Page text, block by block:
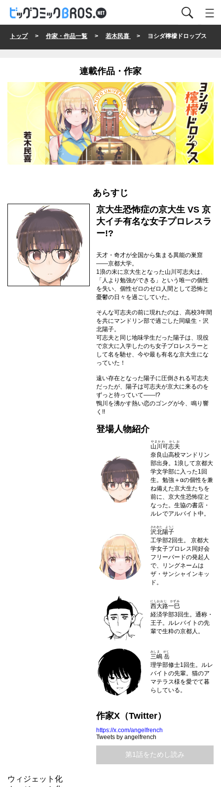
トップ> 作家・作品一覧 > 若木民喜 > ヨシダ檸檬ドロップス
連載作品・作家
あらすじ
京大生恐怖症の京大生 VS 京
大イチ有名な女子プロレスラ
ー!?
天才・奇才が全国から集まる異能の巣窟
——京都大学。
1浪の末に京大生となった山川可志夫は、
「人より勉強ができる」という唯一の個性
を失い、個性ゼロのゼロ人間として恐怖と
憂鬱の日々を過ごしていた。
そんな可志夫の前に現れたのは、高校3年間
を共にマンドリン部で過ごした同級生・沢
北陽子。
可志夫と同じ地味学生だった陽子は、現役
で京大に入学したのち女子プロレスラーと
して名を馳せ、今や最も有名な京大生にな
っていた！
遠い存在となった陽子に圧倒される可志夫
だったが、陽子は可志夫が京大に来るのを
ずっと待っていて——!?
鴨川を沸かす熱い恋のゴングが今、鳴り響
く!!
登場人物紹介
山川可志夫
やまかわ かしお
奈良山高校マンドリン
部出身。1浪して京都大
学文学部に入った1回
生。勉強＋αの個性を兼
ね備えた京大生たちを
前に、京大生恐怖症と
なった。生協の書店・
ルレでアルバイト中。
沢北陽子
さわきた ようこ
工学部2回生。 京都大
学女子プロレス同好会
フリーバードの発起人
で、リングネームは
ザ・サンシャインキッ
ド。
西大路一巳
にしおおじ かずみ
経済学部3回生。通称・
王子。ルレバイトの先
輩で生粋の京都人。
三嶋 岳
みしま がく
理学部修士1回生。ルレ
バイトの先輩。猫のア
マテラス様を愛でて暮
らしている。
作家X（Twitter）
https://x.com/angelfrench
Tweets by angelfrench
第1話をためし読み
ウィジェット化